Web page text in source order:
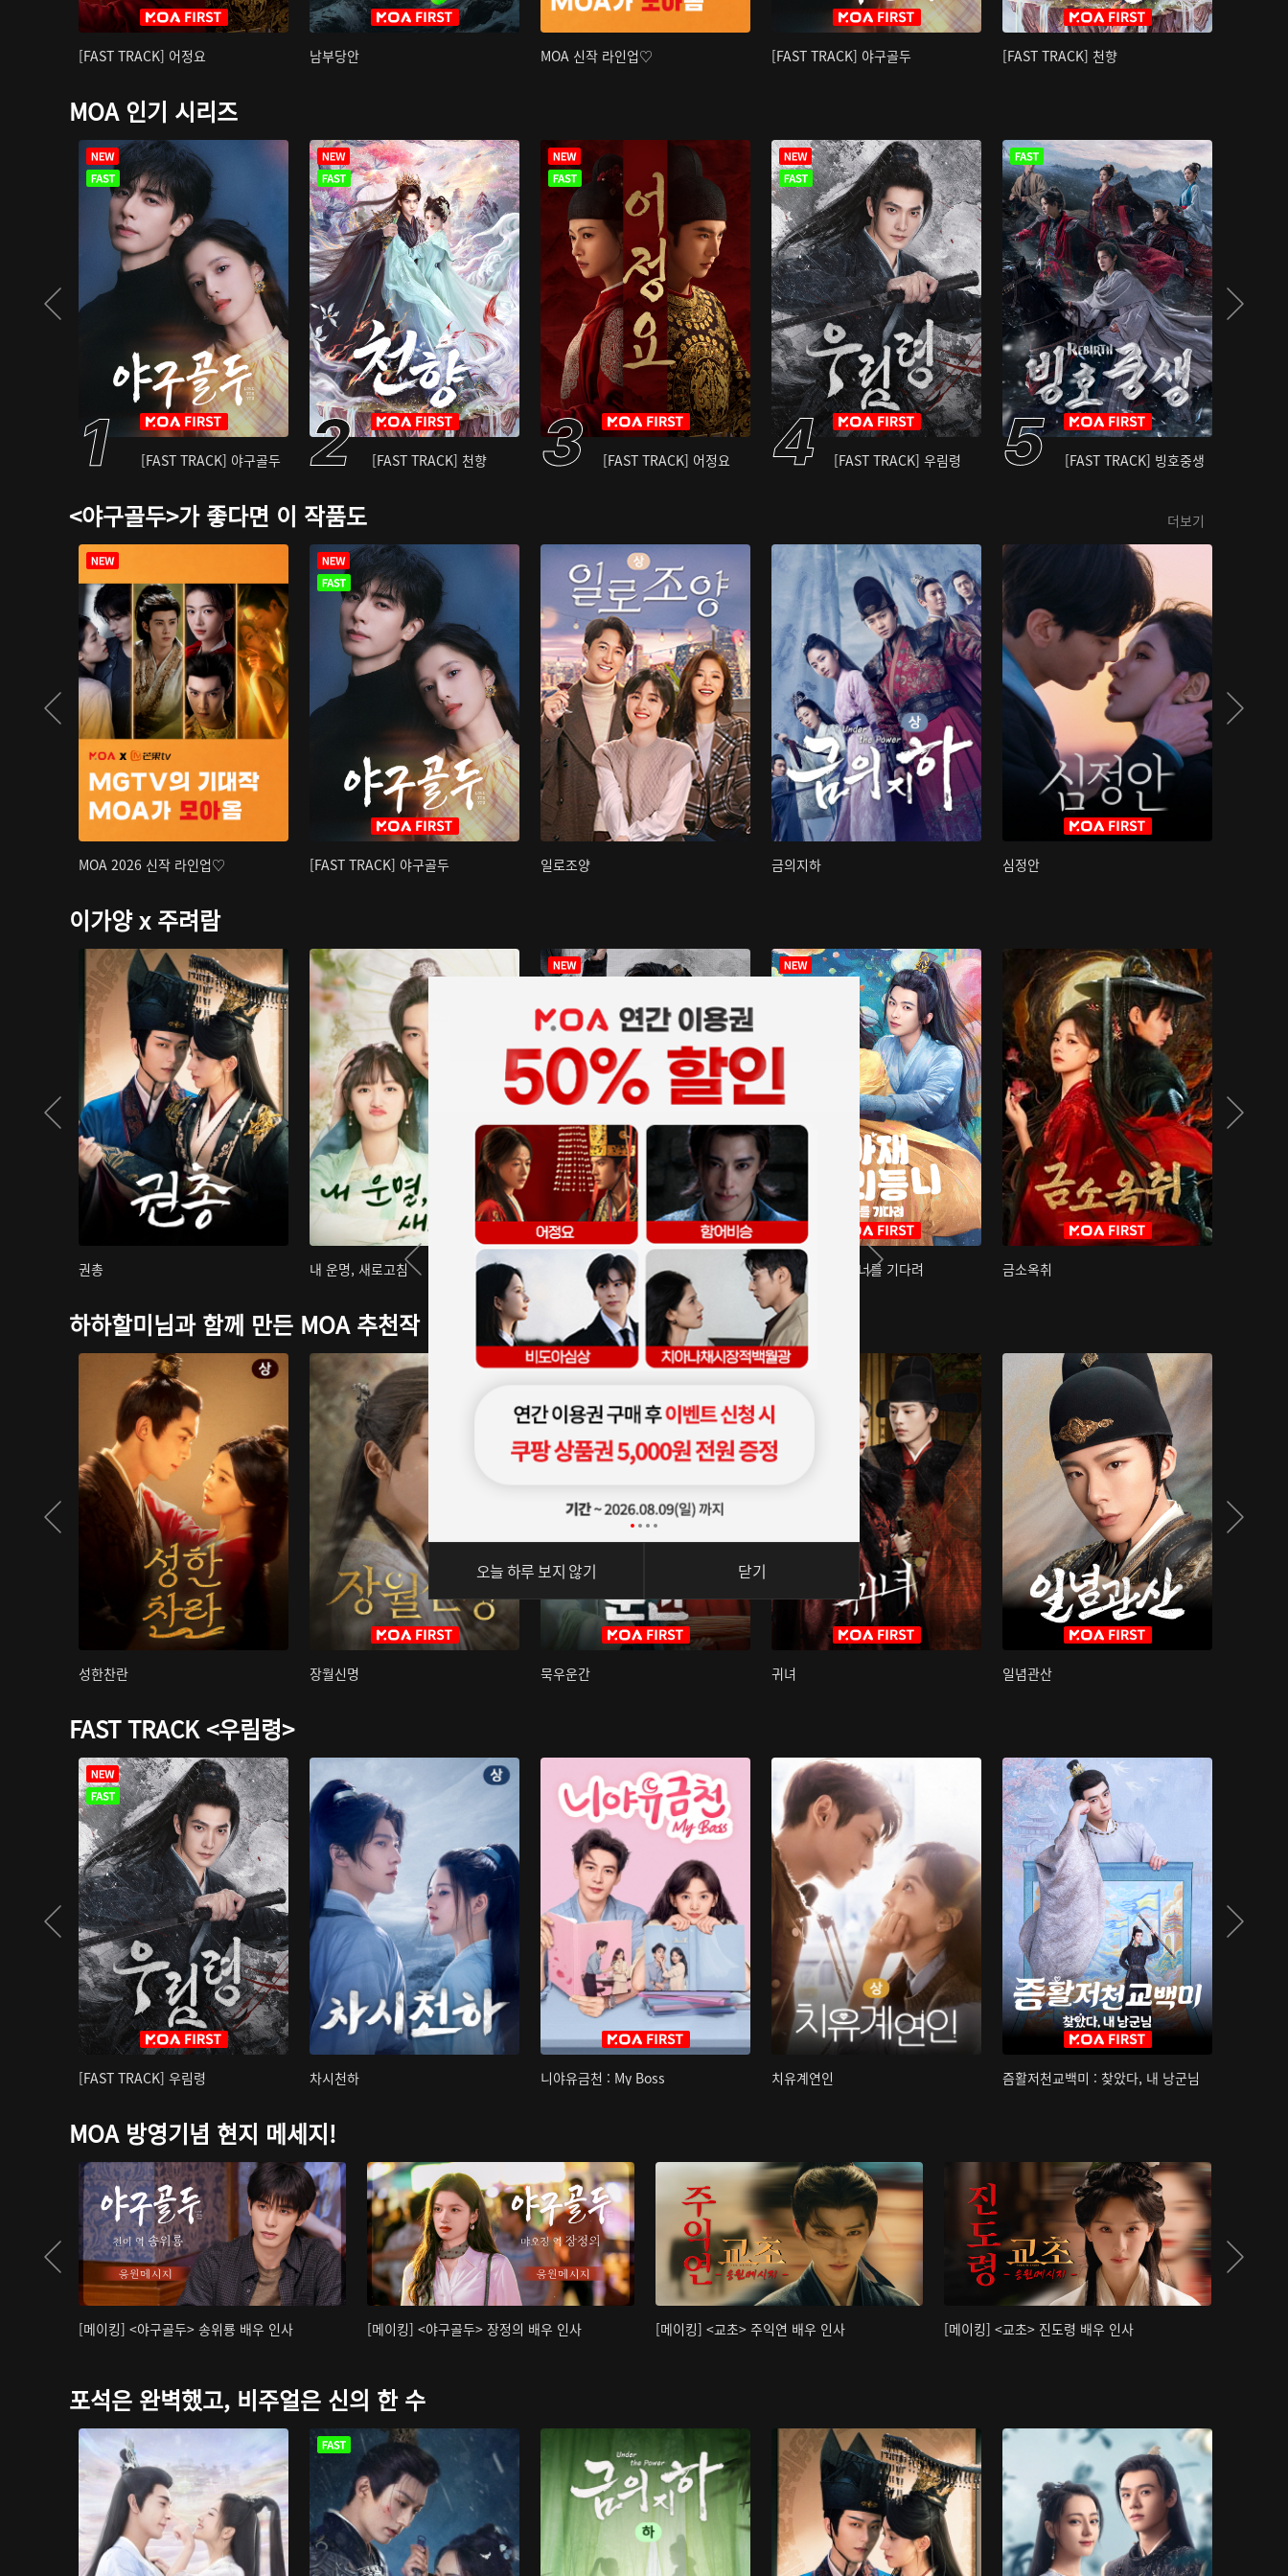
[FAST TRACK] 어정요 남부당안 MOA 신작 라인업♡ [FAST TRACK] 야구골두 [FAST TRACK] 천향
MOA 인기 시리즈
[FAST TRACK] 야구골두 [FAST TRACK] 천향 [FAST TRACK] 어정요 [FAST TRACK] 우림령 [FAST TRACK] 빙호중생
<야구골두>가 좋다면 이 작품도 더보기
MOA 2026 신작 라인업♡ [FAST TRACK] 야구골두 일로조양 금의지하 심정안
이가양 x 주려람
권총 내 운명, 새로고침 아재저리등니 : 너를 기다려 금소옥취
하하할미님과 함께 만든 MOA 추천작
성한찬란 장월신명 묵우운간 귀녀 일념관산
FAST TRACK <우림령>
[FAST TRACK] 우림령 차시천하 니야유금천 : My Boss 치유계연인 즘활저천교백미 : 찾았다, 내 낭군님
MOA 방영기념 현지 메세지!
[메이킹] <야구골두> 송위룡 배우 인사 [메이킹] <야구골두> 장정의 배우 인사 [메이킹] <교초> 주익연 배우 인사 [메이킹] <교초> 진도령 배우 인사
포석은 완벽했고, 비주얼은 신의 한 수
오늘 하루 보지 않기 닫기